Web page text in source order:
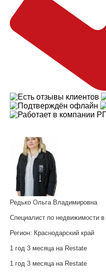
Редько Ольга Владимировна
Специалист по недвижимости в
Регион: Краснодарский край
1 год 3 месяца на Restate
1 год 3 месяца на Restate